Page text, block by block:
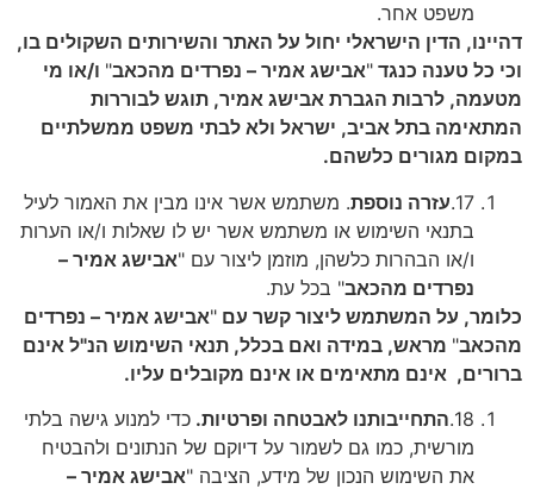
משפט אחר.
דהיינו, הדין הישראלי יחול על האתר והשירותים השקולים בו,
וכי כל טענה כנגד "אבישג אמיר – נפרדים מהכאב" ו/או מי
מטעמה, לרבות הגברת אבישג אמיר, תוגש לבוררות
המתאימה בתל אביב, ישראל ולא לבתי משפט ממשלתיים
במקום מגורים כלשהם.
17. עזרה נוספת. משתמש אשר אינו מבין את האמור לעיל
בתנאי השימוש או משתמש אשר יש לו שאלות ו/או הערות
ו/או הבהרות כלשהן, מוזמן ליצור עם "אבישג אמיר –
נפרדים מהכאב" בכל עת.
כלומר, על המשתמש ליצור קשר עם "אבישג אמיר – נפרדים
מהכאב" מראש, במידה ואם בכלל, תנאי השימוש הנ"ל אינם
ברורים, אינם מתאימים או אינם מקובלים עליו.
18. התחייבותנו לאבטחה ופרטיות. כדי למנוע גישה בלתי
מורשית, כמו גם לשמור על דיוקם של הנתונים ולהבטיח
את השימוש הנכון של מידע, הציבה "אבישג אמיר –